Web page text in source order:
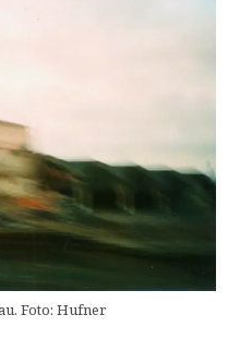
Foto: Hufner